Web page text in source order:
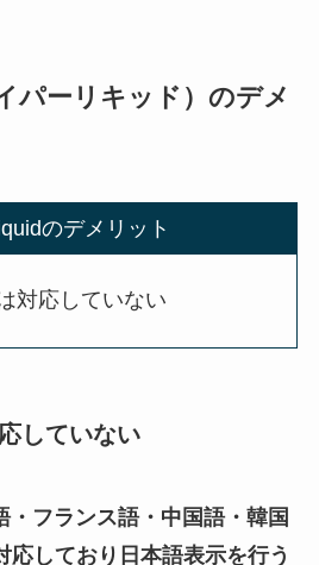
パーリキッド）のデメ
のデメリット
対応していない
していない
フランス語・中国語・韓国
応しており日本語表示を行う